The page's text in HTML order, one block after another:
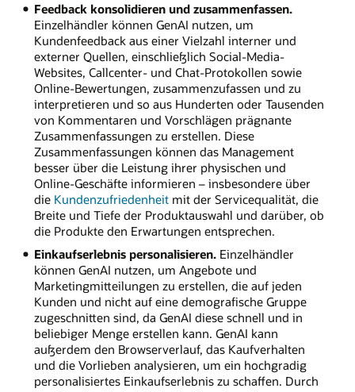
Feedback konsolidieren und zusammenfassen.
Einzelhändler können GenAI nutzen, um
Kundenfeedback aus einer Vielzahl interner und
externer Quellen, einschließlich Social-Media-
Websites, Callcenter- und Chat-Protokollen sowie
Online-Bewertungen, zusammenzufassen und zu
interpretieren und so aus Hunderten oder Tausenden
von Kommentaren und Vorschlägen prägnante
Zusammenfassungen zu erstellen. Diese
Zusammenfassungen können das Management
besser über die Leistung ihrer physischen und
Online-Geschäfte informieren – insbesondere über
die Kundenzufriedenheitmit der Servicequalität, die
Breite und Tiefe der Produktauswahl und darüber, ob
die Produkte den Erwartungen entsprechen.
Einkaufserlebnis personalisieren.Einzelhändler
können GenAI nutzen, um Angebote und
Marketingmitteilungen zu erstellen, die auf jeden
Kunden und nicht auf eine demografische Gruppe
zugeschnitten sind, da GenAI diese schnell und in
beliebiger Menge erstellen kann. GenAI kann
außerdem den Browserverlauf, das Kaufverhalten
und die Vorlieben analysieren, um ein hochgradig
personalisiertes Einkaufserlebnis zu schaffen. Durch